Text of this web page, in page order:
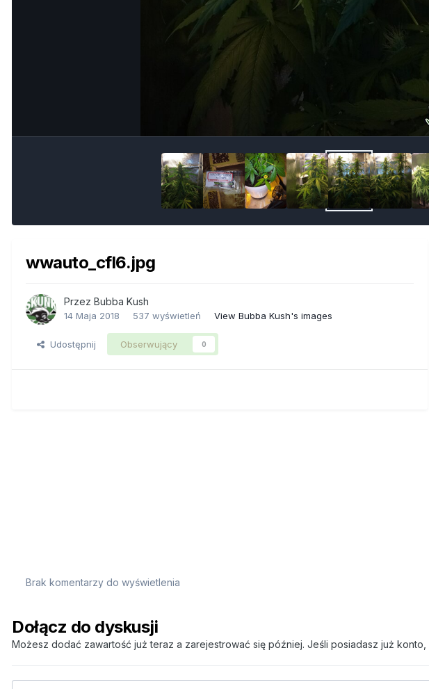
wwauto_cfl6.jpg
Przez Bubba Kush
14 Maja 2018 537 wyświetleń View Bubba Kush's images
Udostępnij Obserwujący 0
Brak komentarzy do wyświetlenia
Dołącz do dyskusji
Możesz dodać zawartość już teraz a zarejestrować się później. Jeśli posiadasz już konto,